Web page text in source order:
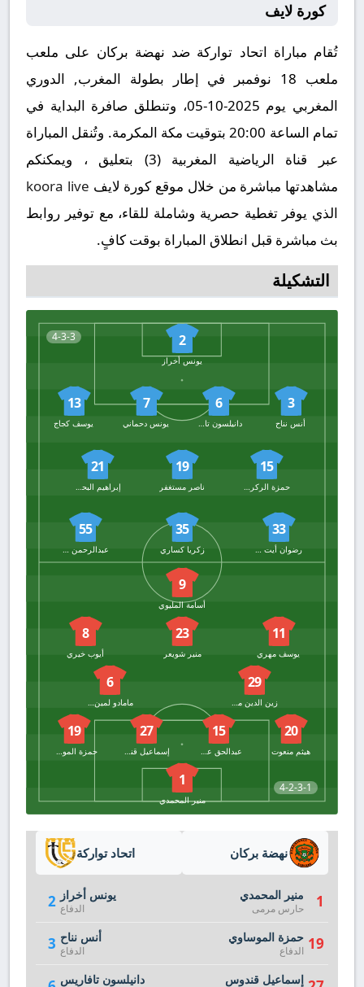
كورة لايف
تُقام مباراة اتحاد تواركة ضد نهضة بركان على ملعب
ملعب 18 نوفمبر في إطار بطولة المغرب, الدوري
المغربي يوم 2025-10-05، وتنطلق صافرة البداية في
تمام الساعة 20:00 بتوقيت مكة المكرمة. وتُنقل المباراة
عبر قناة الرياضية المغربية (3) بتعليق ، ويمكنكم
مشاهدتها مباشرة من خلال موقع كورة لايف koora live
الذي يوفر تغطية حصرية وشاملة للقاء، مع توفير روابط
بث مباشرة قبل انطلاق المباراة بوقت كافٍ.
التشكيلة
4-3-3 2
يونس أخراز
3
أنس نناح
6
دانيلسون تافاريس
7
يونس دحماني
13
يوسف كجاج
15
19
ناصر مستغفر
21
33
رضوان أيت المقدم
35
زكريا كساري
55
عبدالرحمن الحواصلي
4-2-3-1
9
أسامة المليوي
11
يوسف مهري
23
منير شويعر
8
أيوب خيري
29
زين الدين مشاش
6
مامادو لمين كامارا
20
هيثم منعوت
15
عبدالحق عسال
27
إسماعيل قندوس
19
حمزة الموساوي
1
منير المحمدي
اتحاد تواركة
2 يونس أخراز
الدفاع
3 أنس نناح
الدفاع
دانيلسون تافاريس
نهضة بركان
1 منير المحمدي
حارس مرمى
19 حمزة الموساوي
الدفاع
إسماعيل قندوس